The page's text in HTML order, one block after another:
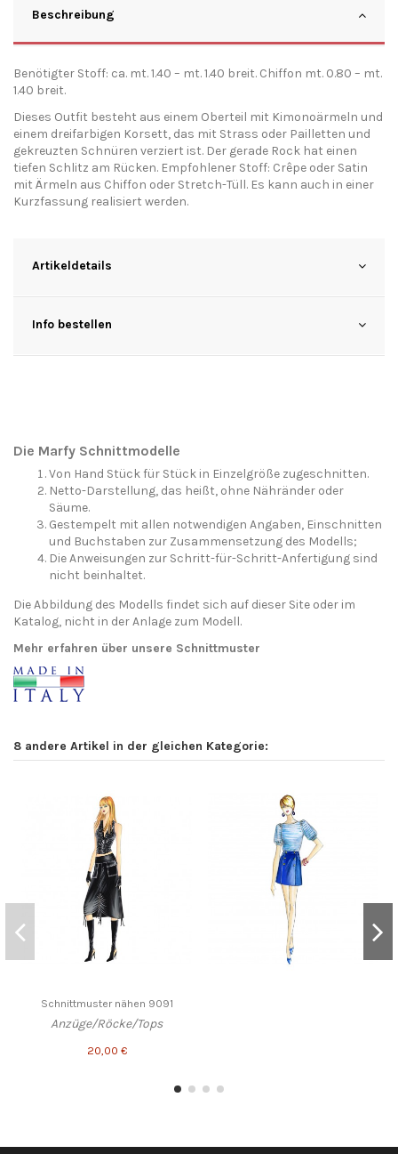
Beschreibung
Benötigter Stoff: ca. mt. 1.40 – mt. 1.40 breit. Chiffon mt. 0.80 – mt.
1.40 breit.
Dieses Outfit besteht aus einem Oberteil mit Kimonoärmeln und
einem dreifarbigen Korsett, das mit Strass oder Pailletten und
gekreuzten Schnüren verziert ist. Der gerade Rock hat einen
tiefen Schlitz am Rücken. Empfohlener Stoff: Crêpe oder Satin
mit Ärmeln aus Chiffon oder Stretch-Tüll. Es kann auch in einer
Kurzfassung realisiert werden.
Artikeldetails
Info bestellen
Die Marfy Schnittmodelle
Von Hand Stück für Stück in Einzelgröße zugeschnitten.
Netto-Darstellung, das heißt, ohne Nähränder oder
Säume.
Gestempelt mit allen notwendigen Angaben, Einschnitten
und Buchstaben zur Zusammensetzung des Modells;
Die Anweisungen zur Schritt-für-Schritt-Anfertigung sind
nicht beinhaltet.
Die Abbildung des Modells findet sich auf dieser Site oder im
Katalog, nicht in der Anlage zum Modell.
Mehr erfahren über unsere Schnittmuster
8 andere Artikel in der gleichen Kategorie:
Schnittmuster nähen 9091
Anzüge/Röcke/Tops
20,00 €